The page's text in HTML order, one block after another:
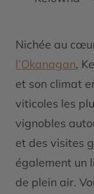
Nichée au
l’Okanagan,
et son climat
viticoles les
vignobles
et des visites
également un
de plein air.